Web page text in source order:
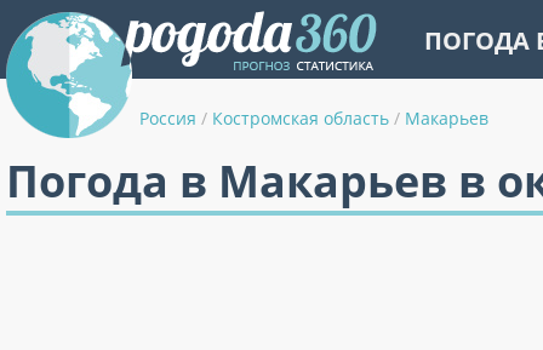
ПОГОДА
Россия / Костромская область / Макарьев
Погода в Макарьев в